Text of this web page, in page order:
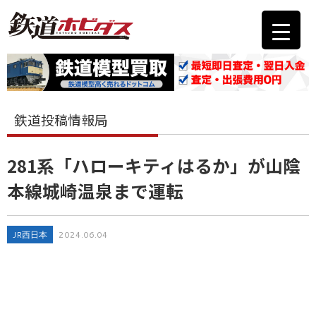
鉄道投稿情報局
281系「ハローキティはるか」が山陰
本線城崎温泉まで運転
JR西日本 2024.06.04